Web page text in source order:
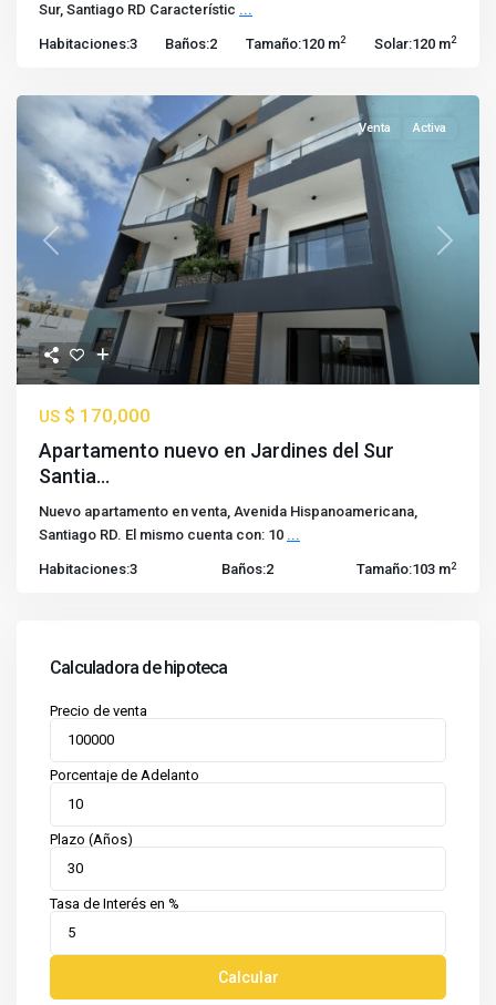
Sur, Santiago RD Característic ...
Habitaciones:3 Baños:2 Tamaño:120 m2 Solar:120 m2
Previous Next
Venta Activa
US $ 170,000
Apartamento nuevo en Jardines del Sur
Santia...
Nuevo apartamento en venta, Avenida Hispanoamericana,
Santiago RD. El mismo cuenta con: 10 ...
Habitaciones:3 Baños:2 Tamaño:103 m2
Calculadora de hipoteca
Precio de venta
Porcentaje de Adelanto
Plazo (Años)
Tasa de Interés en %
Calcular